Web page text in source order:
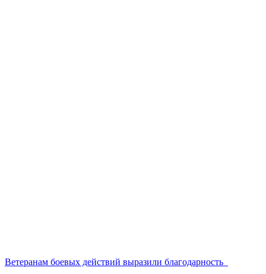
Ветеранам боевых действий выразили благодарность